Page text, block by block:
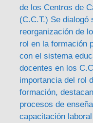
de los Centros de
(C.C.T.) Se dialogó
reorganización de
rol en la formación
con el sistema
docentes en los
importancia del rol
formación,
procesos de
capacitación